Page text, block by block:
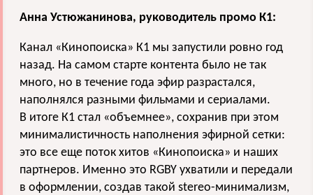
Анна Устюжанинова, руководитель промо К1:
Канал «Кинопоиска» К1 мы запустили ровно год
назад. На самом старте контента было не так
много, но в течение года эфир разрастался,
наполнялся разными фильмами и сериалами.
В итоге К1 стал «объемнее», сохранив при этом
минималистичность наполнения эфирной сетки:
это все еще поток хитов «Кинопоиска» и наших
партнеров. Именно это RGBY ухватили и передали
в оформлении, создав такой stereo-минимализм,